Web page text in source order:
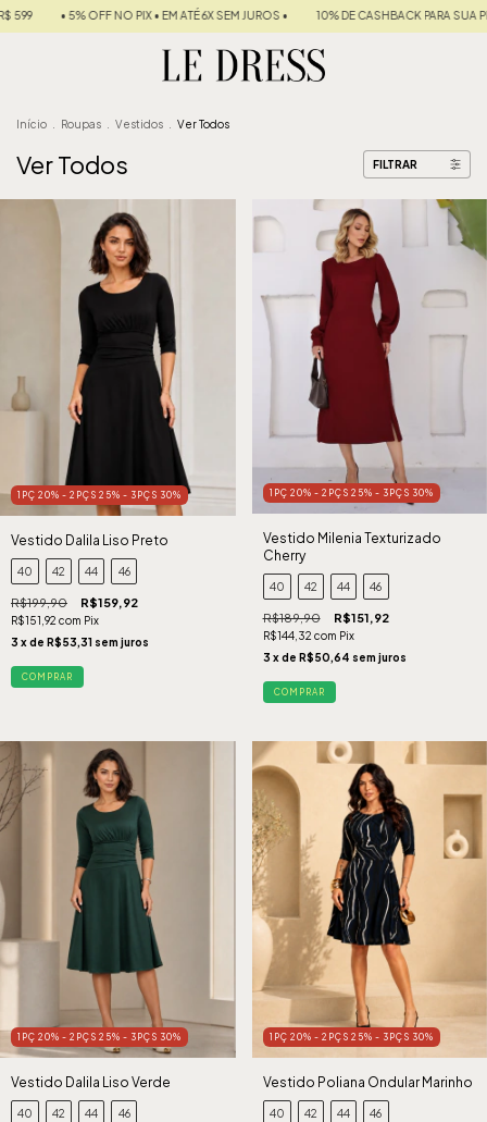
NO PIX • EM ATÉ 6X SEM JUROS • 10% DE CASHBACK PARA SUA PRÓXIMA
Início Roupas Vestidos Ver Todos
Ver Todos FILTRAR
1PÇ 20% - 2PÇS 25% - 3PÇS 30%
Vestido Dalila Liso Preto
40 42 44 46
R$199,90 R$159,92
R$151,92 com Pix
3 x de R$53,31 sem juros
COMPRAR
1PÇ 20% - 2PÇS 25% - 3PÇS 30%
Vestido Milenia Texturizado
Cherry
40 42 44 46
R$189,90 R$151,92
R$144,32 com Pix
3 x de R$50,64 sem juros
COMPRAR
1PÇ 20% - 2PÇS 25% - 3PÇS 30%
Vestido Dalila Liso Verde
40 42 44 46
1PÇ 20% - 2PÇS 25% - 3PÇS 30%
Vestido Poliana Ondular Marinho
40 42 44 46